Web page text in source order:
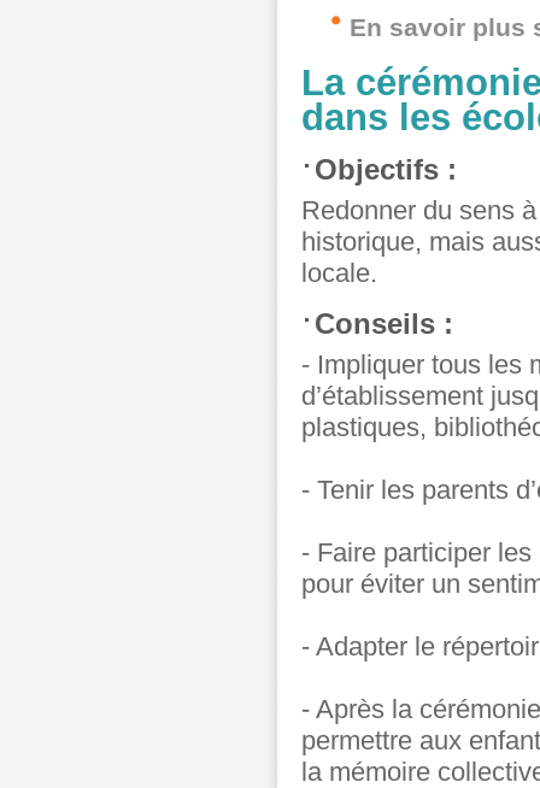
En savoir plus
La
dans les
Objectifs :
Redonner du sens
historique, mais
locale.
Conseils :
- Impliquer tous les
d’établissement
plastiques,
- Tenir les parents
- Faire participer
pour éviter un
- Adapter le
- Après la
permettre aux
la mémoire